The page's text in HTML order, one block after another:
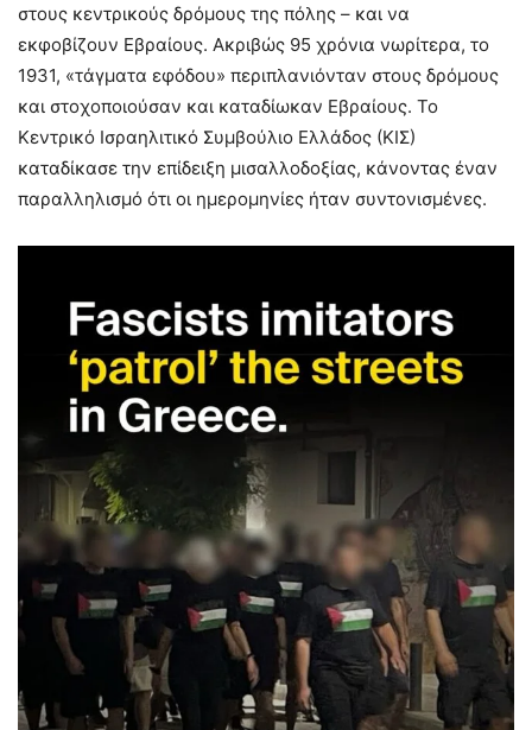
στους κεντρικούς δρόμους της πόλης – και να
εκφοβίζουν Εβραίους. Ακριβώς 95 χρόνια νωρίτερα, το
1931, «τάγματα εφόδου» περιπλανιόνταν στους δρόμους
και στοχοποιούσαν και καταδίωκαν Εβραίους. Το
Κεντρικό Ισραηλιτικό Συμβούλιο Ελλάδος (ΚΙΣ)
καταδίκασε την επίδειξη μισαλλοδοξίας, κάνοντας έναν
παραλληλισμό ότι οι ημερομηνίες ήταν συντονισμένες.